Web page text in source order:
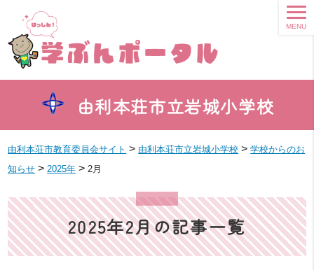
由利本荘市立岩城小学校
MENU
由利本荘市教育委員会サイト > 由利本荘市立岩城小学校 >学校からのお
知らせ > 2025年 > 2月
2025年2月の記事一覧